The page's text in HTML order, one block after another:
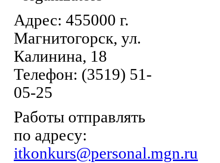
Адрес: 455000 г.
Магнитогорск, ул.
Калинина, 18
Телефон: (3519) 51-
05-25
Работы отправлять
по адресу:
itkonkurs@personal.mgn.ru